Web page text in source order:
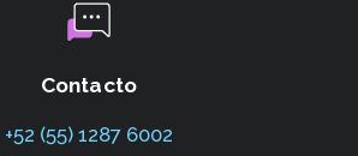
Contacto
+52 (55) 1287 6002‬